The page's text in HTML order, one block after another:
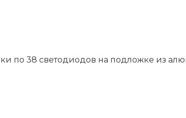
по 38 светодиодов на подложке из